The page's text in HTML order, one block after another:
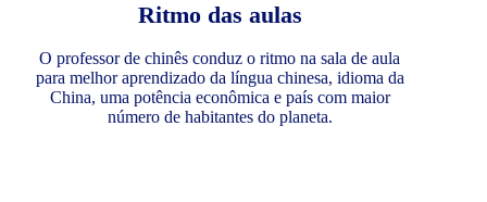
Ritmo das aulas
O professor de chinês conduz o ritmo na sala de aula
para melhor aprendizado da língua chinesa, idioma da
China, uma potência econômica e país com maior
número de habitantes do planeta.